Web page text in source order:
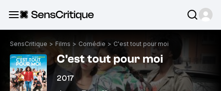
SensCritique > Films > Comédie > C'est tout pour moi
C'est tout pour moi
2017